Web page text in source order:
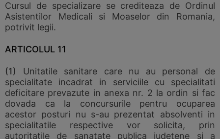
Cursul de specializare se crediteaza de Ordinul
Asistentilor Medicali si Moaselor din Romania,
potrivit legii.
ARTICOLUL 11
(1) Unitatile sanitare care nu au personal de
specialitate incadrat in serviciile cu specialitati
deficitare prevazute in anexa nr. 2 la ordin si fac
dovada ca la concursurile pentru ocuparea
acestor posturi nu s-au prezentat absolventi in
specialitatile respective vor solicita, prin
autoritatile de sanatate publica judetene si a